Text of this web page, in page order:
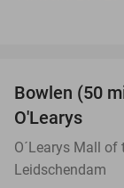
Bowlen (50
O'Learys
O´Learys Mall of
Leidschendam